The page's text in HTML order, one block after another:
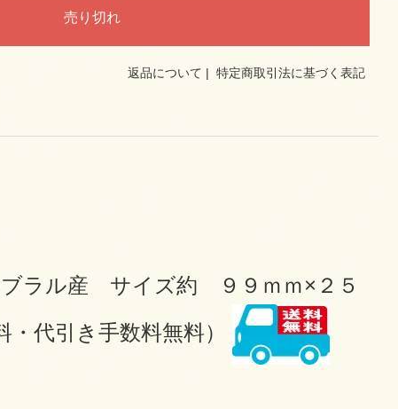
返品について | 特定商取引法に基づく表記
ブラル産 サイズ約 ９９ｍｍ×２５
代引き手数料無料）